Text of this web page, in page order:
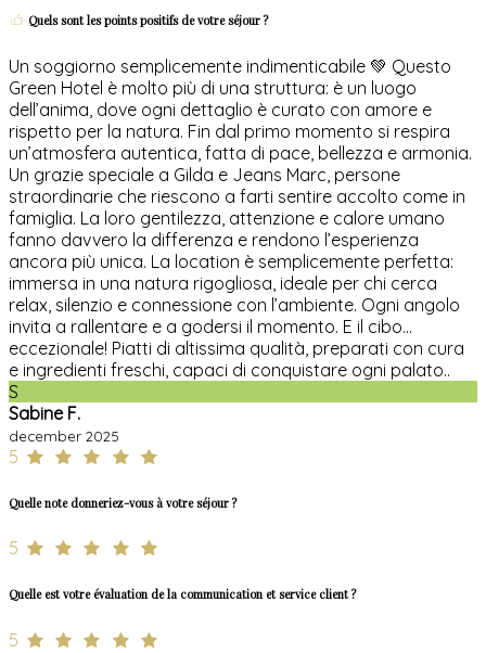
Quels sont les points positifs de votre séjour ?
Un soggiorno semplicemente indimenticabile 💚 Questo
Green Hotel è molto più di una struttura: è un luogo
dell’anima, dove ogni dettaglio è curato con amore e
rispetto per la natura. Fin dal primo momento si respira
un’atmosfera autentica, fatta di pace, bellezza e armonia.
Un grazie speciale a Gilda e Jeans Marc, persone
straordinarie che riescono a farti sentire accolto come in
famiglia. La loro gentilezza, attenzione e calore umano
fanno davvero la differenza e rendono l’esperienza
ancora più unica. La location è semplicemente perfetta:
immersa in una natura rigogliosa, ideale per chi cerca
relax, silenzio e connessione con l’ambiente. Ogni angolo
invita a rallentare e a godersi il momento. E il cibo…
eccezionale! Piatti di altissima qualità, preparati con cura
e ingredienti freschi, capaci di conquistare ogni palato..
S
Sabine F.
december 2025
5
Quelle note donneriez-vous à votre séjour ?
5
Quelle est votre évaluation de la communication et service client ?
5